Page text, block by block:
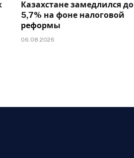
Казахстане замедлился до
5,7% на фоне налоговой
реформы
06.08.2026